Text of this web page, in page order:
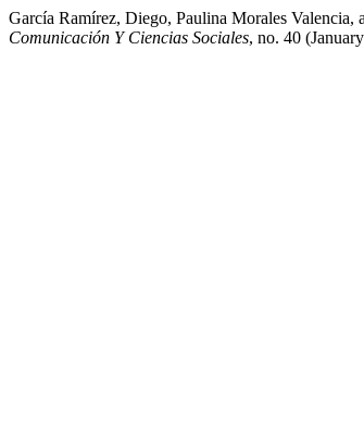
García Ramírez, Diego, Paulina Morales Valencia,
Comunicación Y Ciencias Sociales, no. 40